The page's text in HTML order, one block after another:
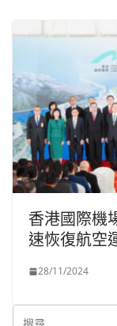
香港國際機
速恢復航空
28/11/2024